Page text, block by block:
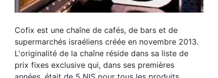
Cofix est une chaîne de cafés, de bars et de
supermarchés israéliens créée en novembre 2013.
L'originalité de la chaîne réside dans sa liste de
prix fixes exclusive qui, dans ses premières